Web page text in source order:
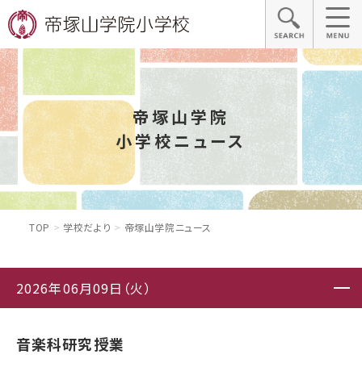
帝塚山学院
小学校ニュース
TOP 学校だより 帝塚山学院ニュース
2026年06月09日（火）
音楽科研究授業